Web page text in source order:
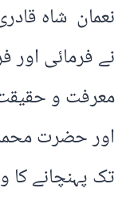
نعمان شاہ
نے فرمائی اور
معرفت و حقیقت
اور حضرت
تک پہنچانے کا